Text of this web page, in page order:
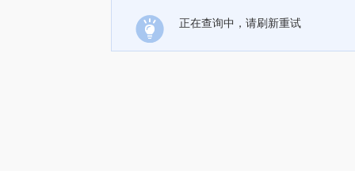
正在查询中，请刷新重试